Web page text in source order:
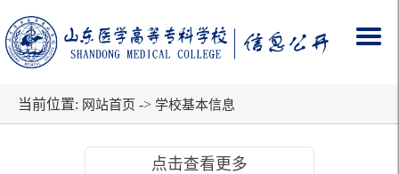
当前位置: 网站首页 -> 学校基本信息
点击查看更多